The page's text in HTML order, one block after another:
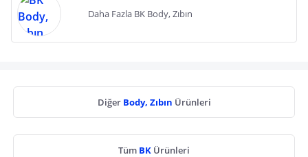
Daha Fazla BK Body, Zıbın
Diğer Body, Zıbın Ürünleri
Tüm BK Ürünleri